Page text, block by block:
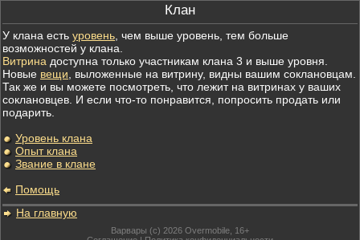
Клан
У клана есть уровень , чем выше уровень, тем больше
возможностей у клана.
Витрина доступна только участникам клана 3 и выше уровня.
Новые вещи , выложенные на витрину, видны вашим соклановцам.
Так же и вы можете посмотреть, что лежит на витринах у ваших
соклановцев. И если что-то понравится, попросить продать или
подарить.
Уровень клана
Опыт клана
Звание в клане
Помощь
На главную
Варвары (c) 2026 Overmobile, 16+